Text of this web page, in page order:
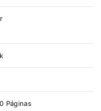
Páginas